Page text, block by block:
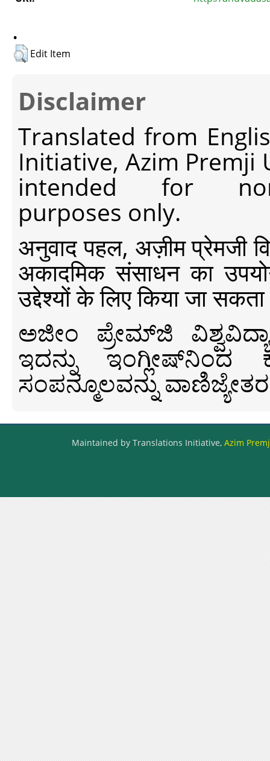
.
Edit Item
Disclaimer
Translated from
Initiative, Azim Premji
intended for non-
purposes only.
अनुवाद पहल, अज़ीम प्रेमजी
अकादमिक संसाधन का
उद्देश्यों के लिए किया जा
ಅಜೀಂ ಪ್ರೇಮ್‍ಜಿ
ಇದನ್ನು ಇಂಗ್ಲೀಷ್‍ನಿಂದ
ಸಂಪನ್ಮೂಲವನ್ನು
Maintained by Translations Initiative, Azim